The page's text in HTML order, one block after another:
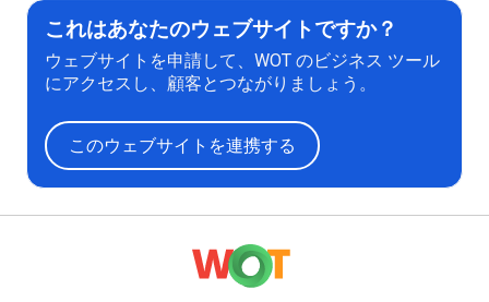
これはあなたのウェブサイトですか？
ウェブサイトを申請して、WOT のビジネス ツール
にアクセスし、顧客とつながりましょう。
このウェブサイトを連携する